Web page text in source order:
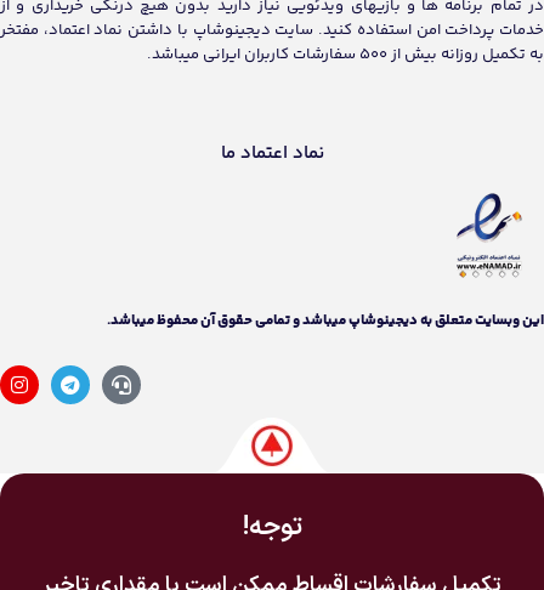
در تمام برنامه ها و بازیهای ویدئویی نیاز دارید بدون هیچ درنگی خریداری و از
خدمات پرداخت امن استفاده کنید. سایت دیجینوشاپ با داشتن نماد اعتماد، مفتخر
به تکمیل روزانه بیش از 500 سفارشات کاربران ایرانی میباشد.
نماد اعتماد ما
اين وبسايت متعلق به دیجینوشاپ ميباشد و تمامی حقوق آن محفوظ ميباشد.
توجه!